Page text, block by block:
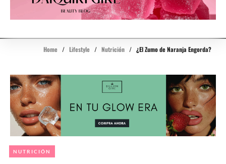
Home / Lifestyle / Nutrición / ¿El Zumo de Naranja Engorda?
NUTRICIÓN